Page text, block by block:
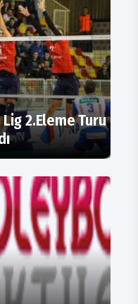
2.Eleme Turu